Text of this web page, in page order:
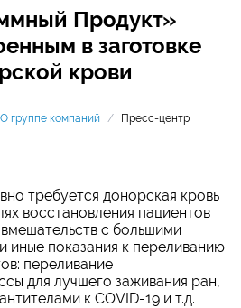
Продукт»
в заготовке
крови
О группе компаний / Пресс-центр
требуется донорская кровь
восстановления пациентов
с большими
иные показания к переливанию
переливание
для лучшего заживания ран,
к COVID-19 и т.д.